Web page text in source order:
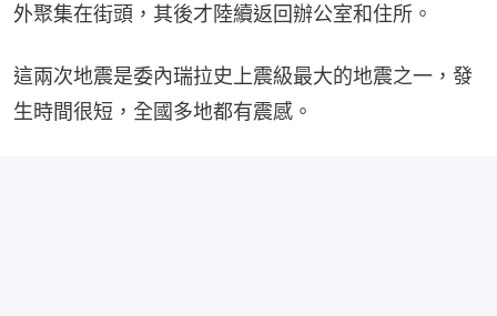
外聚集在街頭，其後才陸續返回辦公室和住所。
這兩次地震是委內瑞拉史上震級最大的地震之一，發
生時間很短，全國多地都有震感。